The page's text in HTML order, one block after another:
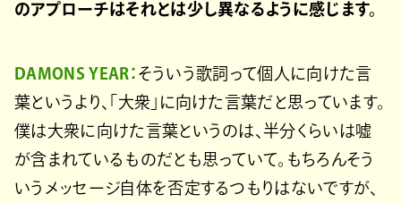
のアプローチはそれとは少し異なるように感じます。
DAMONS YEAR： そういう歌詞って個人に向けた言
葉というより、「大衆」に向けた言葉だと思っています。
僕は大衆に向けた言葉というのは、半分くらいは嘘
が含まれているものだとも思っていて。もちろんそう
いうメッセージ自体を否定するつもりはないですが、